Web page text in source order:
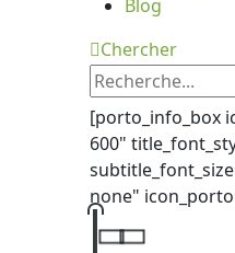
Blog
Chercher
[porto_info_box
600"
none"